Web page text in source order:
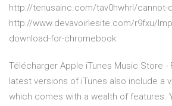
http://tenusainc.com/tav0hwhrl/cannot-
http://www.devavoirlesite.com/r9fxu/
download-for-chromebook
Télécharger Apple iTunes Music Store -
latest versions of iTunes also include a
which comes with a wealth of features.